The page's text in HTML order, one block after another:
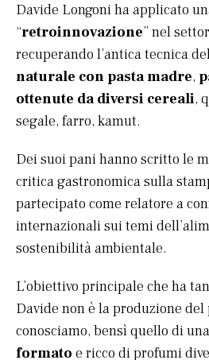
Davide Longoni ha applicato
“retroinnovazione” nel
recuperando l’antica tecnica
naturale con pasta madre,
ottenute da diversi cereali,
segale, farro, kamut.
Dei suoi pani hanno scritto le
critica gastronomica sulla
partecipato come relatore a
internazionali sui temi
sostenibilità ambientale.
L’obiettivo principale che ha
Davide non è la produzione
conosciamo, bensì quello di
formato e ricco di profumi